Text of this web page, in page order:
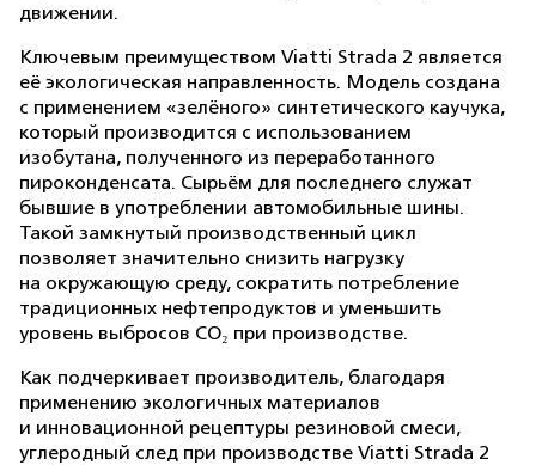
движении.
Ключевым преимуществом Viatti Strada 2 является
её экологическая направленность. Модель создана
с применением «зелёного» синтетического каучука,
который производится с использованием
изобутана, полученного из переработанного
пироконденсата. Сырьём для последнего служат
бывшие в употреблении автомобильные шины.
Такой замкнутый производственный цикл
позволяет значительно снизить нагрузку
на окружающую среду, сократить потребление
традиционных нефтепродуктов и уменьшить
уровень выбросов CO₂ при производстве.
Как подчеркивает производитель, благодаря
применению экологичных материалов
и инновационной рецептуры резиновой смеси,
углеродный след при производстве Viatti Strada 2